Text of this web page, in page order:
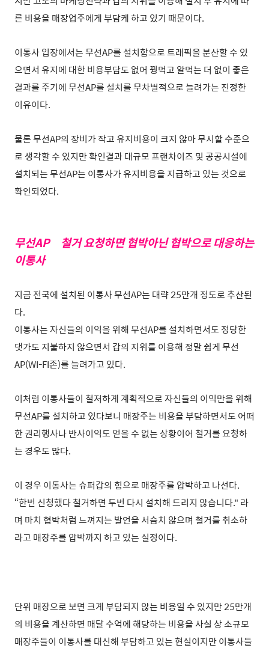
른 비용을 매장업주에게 부담케 하고 있기 때문이다.
이통사 입장에서는 무선AP를 설치함으로 트래픽을 분산할 수 있
으면서 유지에 대한 비용부담도 없어 꿩먹고 알먹는 더 없이 좋은
결과를 주기에 무선AP를 설치를 무차별적으로 늘려가는 진정한
이유이다.
물론 무선AP의 장비가 작고 유지비용이 크지 않아 무시할 수준으
로 생각할 수 있지만 확인결과 대규모 프랜차이즈 및 공공시설에
설치되는 무선AP는 이통사가 유지비용을 지급하고 있는 것으로
확인되었다.
무선AP 철거 요청하면 협박아닌 협박으로 대응하는
이통사
지금 전국에 설치된 이통사 무선AP는 대략 25만개 정도로 추산된
다.
이통사는 자신들의 이익을 위해 무선AP를 설치하면서도 정당한
댓가도 지불하지 않으면서 갑의 지위를 이용해 정말 쉽게 무선
AP(WI-FI존)를 늘려가고 있다.
이처럼 이통사들이 철저하게 계획적으로 자신들의 이익만을 위해
무선AP를 설치하고 있다보니 매장주는 비용을 부담하면서도 어떠
한 권리행사나 반사이익도 얻을 수 없는 상황이어 철거를 요청하
는 경우도 많다.
이 경우 이통사는 슈퍼갑의 힘으로 매장주를 압박하고 나선다.
“한번 신청했다 철거하면 두번 다시 설치해 드리지 않습니다." 라
며 마치 협박처럼 느껴지는 발언을 서슴치 않으며 철거를 취소하
라고 매장주를 압박까지 하고 있는 실정이다.
단위 매장으로 보면 크게 부담되지 않는 비용일 수 있지만 25만개
의 비용을 계산하면 매달 수억에 해당하는 비용을 사실 상 소규모
매장주들이 이통사를 대신해 부담하고 있는 현실이지만이통사들